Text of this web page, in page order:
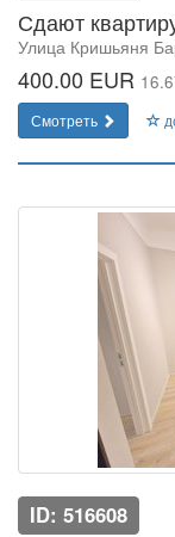
Сдают
Улица Кришьяня
400.00 EUR
Смотреть
ID: 516608